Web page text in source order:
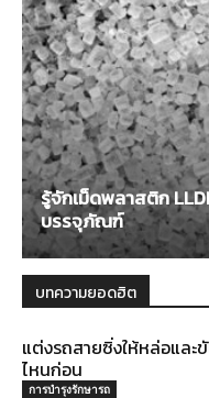
รู้จักเม็ดพลาสติก
บรรจุภัณฑ์
บทความยอดฮิต
แต่งรถสายซิ่งให้หล่อและ
ไหนก่อน
การบำรุงรักษารถ